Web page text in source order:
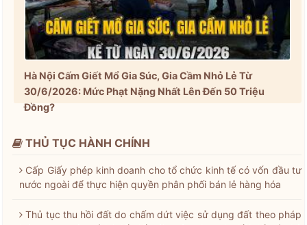
Hà Nội Cấm Giết Mổ Gia Súc, Gia Cầm Nhỏ Lẻ Từ
30/6/2026: Mức Phạt Nặng Nhất Lên Đến 50 Triệu
Đồng?
THỦ TỤC HÀNH CHÍNH
Cấp Giấy phép kinh doanh cho tổ chức kinh tế có vốn đầu tư
nước ngoài để thực hiện quyền phân phối bán lẻ hàng hóa
Thủ tục thu hồi đất do chấm dứt việc sử dụng đất theo pháp